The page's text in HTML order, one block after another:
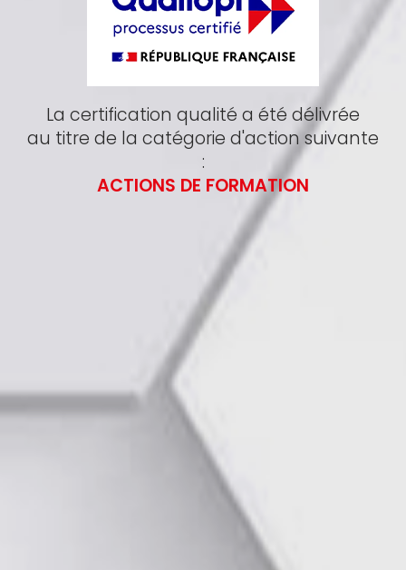
La certification qualité a été délivrée
au titre de la catégorie d'action suivante
:
ACTIONS DE FORMATION